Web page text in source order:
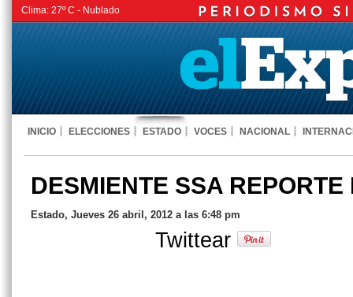
Clima: 27º C - Nublado
INICIO ELECCIONES ESTADO VOCES NACIONAL
DESMIENTE SSA
Estado, Jueves 26 abril, 2012 a las 6:48 pm
Twittear